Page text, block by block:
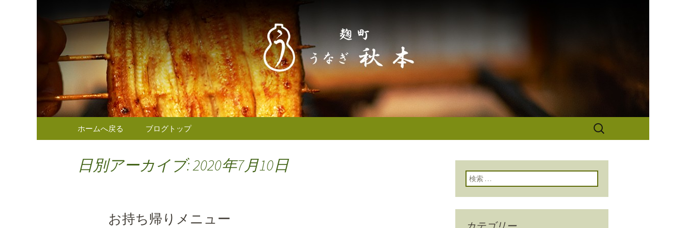
東京（麹町／半蔵門） うなぎ秋本から
のお知らせ
東京（麹町／半蔵門） うなぎ秋本からのお知らせ
コンテンツへ移動
ホームへ戻る ブログトップ
検
日別アーカイブ: 2020年7月10日
お持ち帰りメニュー
検索: